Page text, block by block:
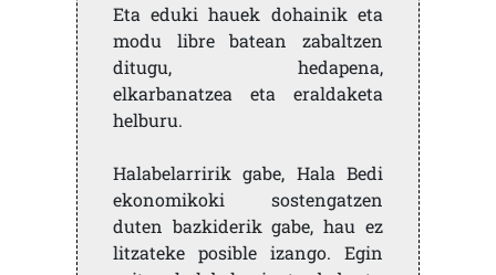
Eta eduki hauek dohainik eta
modu libre batean zabaltzen
ditugu, hedapena,
elkarbanatzea eta eraldaketa
helburu.
Halabelarririk gabe, Hala Bedi
ekonomikoki sostengatzen
duten bazkiderik gabe, hau ez
litzateke posible izango. Egin